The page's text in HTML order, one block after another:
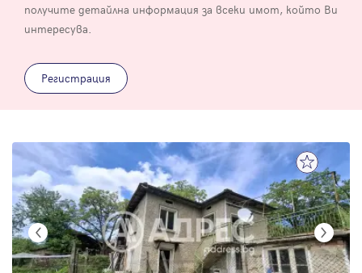
получите детайлна информация за всеки имот, който Ви
интересува.
Регистрация